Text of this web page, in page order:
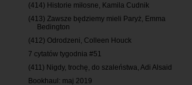
(414) Historie miłosne, Kamila Cudnik
(413) Zawsze będziemy mieli Paryż, Emma
Bedington
(412) Odrodzeni, Colleen Houck
7 cytatów tygodnia #51
(411) Nigdy, trochę, do szaleństwa, Adi Alsaid
Bookhaul: maj 2019